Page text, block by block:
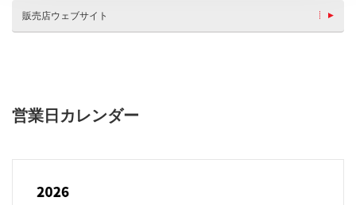
販売店ウェブサイト
営業日カレンダー